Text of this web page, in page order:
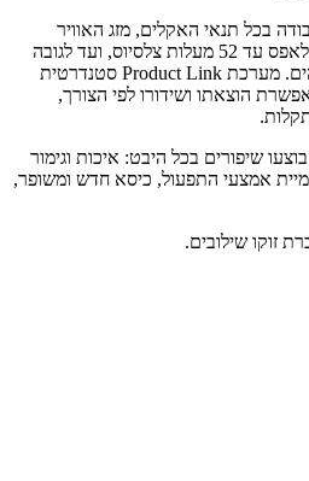
לעבודה בכל תנאי האקלים, מזג האוויר
והגבהים – מ-18 מעלות מתחת לאפס עד 52 מעלות צלסיוס, ועד לגובה
עבודה של 4,500 מ' מעל לפני הים. מערכת Product Link סטנדרטית
הוצאתו ושידורו לפי הצורך,
שיפורים בכל היבט: איכות וגימור
אמצעי התפעול, כיסא חדש ומשופר,
זוקו שילובים.